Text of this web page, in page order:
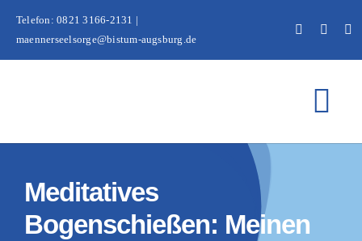
Inhalt
springen
Telefon: 0821 3166-2131 |
maennerseelsorge@bistum-augsburg.de
Über uns
Meditatives
Bogenschießen: Meinen